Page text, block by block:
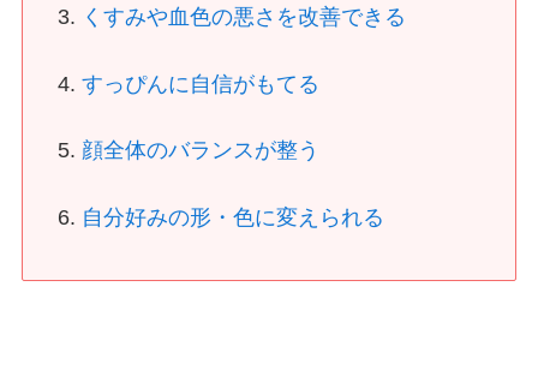
くすみや血色の悪さを改善できる
すっぴんに自信がもてる
顔全体のバランスが整う
自分好みの形・色に変えられる